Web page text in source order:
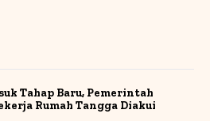
Tahap Baru, Pemerintah
Rumah Tangga Diakui